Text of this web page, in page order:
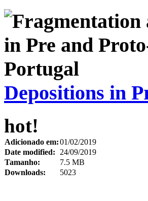
Depositions in
hot!
Adicionado em:01/02/2019
Date modified:
24/09/2019
Tamanho:
7.5 MB
Downloads:
5023